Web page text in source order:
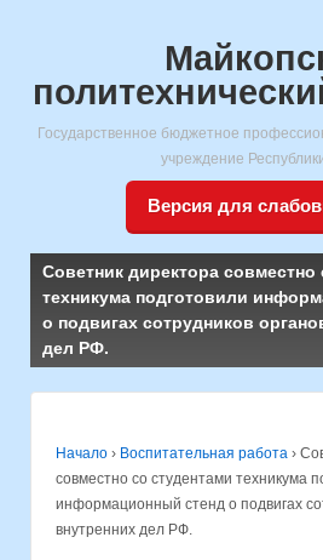
Государственное бюджетное
учреждение
Версия для
Советник директора совместно
техникума подготовили
о подвигах сотрудников
дел РФ.
Начало › Воспитательная работа ›
совместно со студентами техникума
информационный стенд о подвигах
внутренних дел РФ.